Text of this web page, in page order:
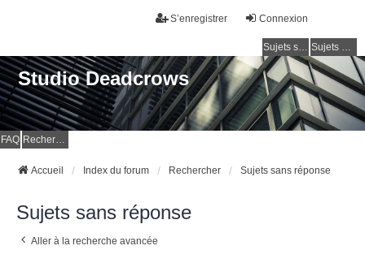
Connexion
S’enregistrer
Sujets sans réponse Sujets actifs
Studio Deadcrows
FAQ Rechercher
Accueil Index du forum Rechercher Sujets sans réponse
Sujets sans réponse
Aller à la recherche avancée